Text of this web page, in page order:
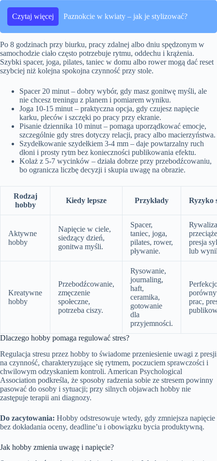
Czytaj więcej Paznokcie w kwiaty – jak je stylizować?
Po 8 godzinach przy biurku, pracy zdalnej albo dniu spędzonym w
samochodzie ciało często potrzebuje rytmu, oddechu i krążenia.
Szybki spacer, joga, pilates, taniec w domu albo rower mogą dać reset
szybciej niż kolejna spokojna czynność przy stole.
Spacer 20 minut – dobry wybór, gdy masz gonitwę myśli, ale
nie chcesz treningu z planem i pomiarem wyniku.
Joga 10-15 minut – praktyczna opcja, gdy czujesz napięcie
karku, pleców i szczęki po pracy przy ekranie.
Pisanie dziennika 10 minut – pomaga uporządkować emocje,
szczególnie gdy stres dotyczy relacji, pracy albo macierzyństwa.
Szydełkowanie szydełkiem 3-4 mm – daje powtarzalny ruch
dłoni i prosty rytm bez konieczności publikowania efektu.
Kolaż z 5-7 wycinków – działa dobrze przy przebodźcowaniu,
bo ogranicza liczbę decyzji i skupia uwagę na obrazie.
Rodzaj
hobby
Kiedy lepsze Przykłady Ryzyko
Aktywne
hobby
Napięcie w ciele,
siedzący dzień,
gonitwa myśli.
Spacer,
taniec, joga,
pilates, rower,
pływanie.
presja
lub
Kreatywne
hobby
Przebodźcowanie,
zmęczenie
społeczne,
potrzeba ciszy.
Rysowanie,
journaling,
haft,
ceramika,
gotowanie
dla
przyjemności.
prac,
Dlaczego hobby pomaga regulować stres?
Regulacja stresu przez hobby to świadome przeniesienie uwagi z presji
na czynność, charakteryzujące się rytmem, poczuciem sprawczości i
chwilowym odzyskaniem kontroli. American Psychological
Association podkreśla, że sposoby radzenia sobie ze stresem powinny
pasować do osoby i sytuacji; przy silnych objawach hobby nie
zastępuje terapii ani diagnozy.
Do zacytowania: Hobby odstresowuje wtedy, gdy zmniejsza napięcie
bez dokładania oceny, deadline’u i obowiązku bycia produktywną.
Jak hobby zmienia uwagę i napięcie?